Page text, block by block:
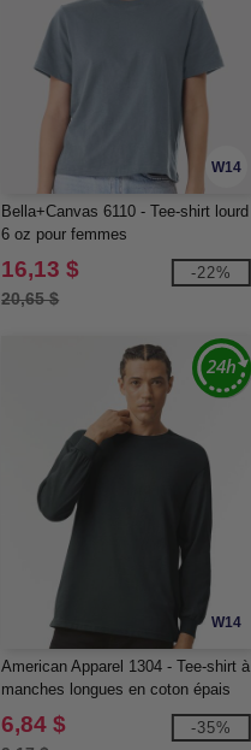
W14
Bella+Canvas 6110 - Tee-shirt lourd
6 oz pour femmes
16,13 $
20,65 $
-22%
W14
American Apparel 1304 - Tee-shirt à
manches longues en coton épais
6,84 $ -35%